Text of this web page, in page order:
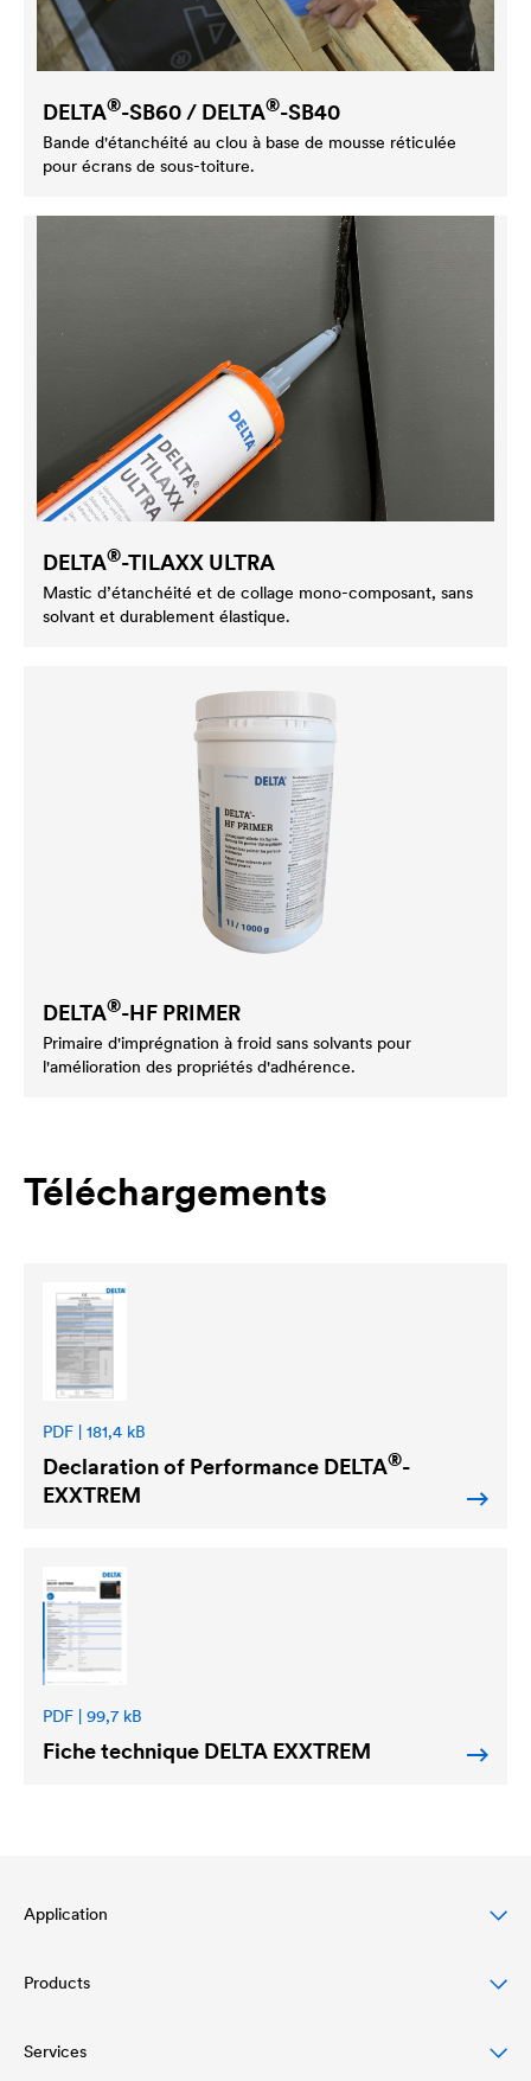
DELTA®-SB60 / DELTA®-SB40
Bande d'étanchéité au clou à base de mousse réticulée
pour écrans de sous-toiture.
DELTA®-TILAXX ULTRA
Mastic d’étanchéité et de collage mono-composant, sans
solvant et durablement élastique.
DELTA®-HF PRIMER
Primaire d'imprégnation à froid sans solvants pour
l'amélioration des propriétés d'adhérence.
Téléchargements
PDF | 181,4 kB
Declaration of Performance DELTA®-
EXXTREM
PDF | 99,7 kB
Fiche technique DELTA EXXTREM
Application
Protection des toitures en pente
Protection des façades ventilées
Products
Écrans de sous-toiture
Services